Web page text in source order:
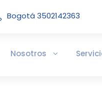
Bogotá 3502142363
Nosotros